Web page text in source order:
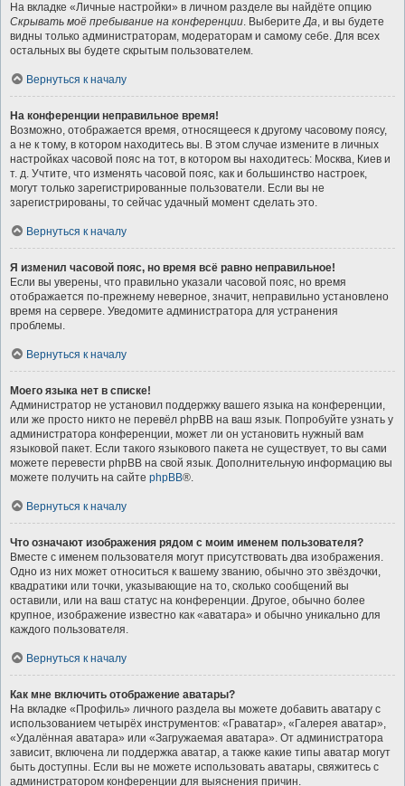
На вкладке «Личные настройки» в личном разделе вы найдёте опцию
Скрывать моё пребывание на конференции. ВыберитеДа, и вы будете
видны только администраторам, модераторам и самому себе. Для всех
остальных вы будете скрытым пользователем.
Вернуться к началу
На конференции неправильное время!
Возможно, отображается время, относящееся к другому часовому поясу,
а не к тому, в котором находитесь вы. В этом случае измените в личных
настройках часовой пояс на тот, в котором вы находитесь: Москва, Киев и
т. д. Учтите, что изменять часовой пояс, как и большинство настроек,
могут только зарегистрированные пользователи. Если вы не
зарегистрированы, то сейчас удачный момент сделать это.
Вернуться к началу
Я изменил часовой пояс, но время всё равно неправильное!
Если вы уверены, что правильно указали часовой пояс, но время
отображается по-прежнему неверное, значит, неправильно установлено
время на сервере. Уведомите администратора для устранения
проблемы.
Вернуться к началу
Моего языка нет в списке!
Администратор не установил поддержку вашего языка на конференции,
или же просто никто не перевёл phpBB на ваш язык. Попробуйте узнать у
администратора конференции, может ли он установить нужный вам
языковой пакет. Если такого языкового пакета не существует, то вы сами
можете перевести phpBB на свой язык. Дополнительную информацию вы
можете получить на сайте phpBB®.
Вернуться к началу
Что означают изображения рядом с моим именем пользователя?
Вместе с именем пользователя могут присутствовать два изображения.
Одно из них может относиться к вашему званию, обычно это звёздочки,
квадратики или точки, указывающие на то, сколько сообщений вы
оставили, или на ваш статус на конференции. Другое, обычно более
крупное, изображение известно как «аватара» и обычно уникально для
каждого пользователя.
Вернуться к началу
Как мне включить отображение аватары?
На вкладке «Профиль» личного раздела вы можете добавить аватару с
использованием четырёх инструментов: «Граватар», «Галерея аватар»,
«Удалённая аватара» или «Загружаемая аватара». От администратора
зависит, включена ли поддержка аватар, а также какие типы аватар могут
быть доступны. Если вы не можете использовать аватары, свяжитесь с
администратором конференции для выяснения причин.